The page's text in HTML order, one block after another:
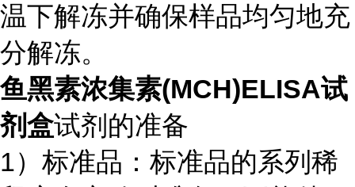
温下解冻并确保样品均匀地充
分解冻。
鱼黑素浓集素(MCH)ELISA试
剂盒试剂的准备
1）标准品：标准品的系列稀